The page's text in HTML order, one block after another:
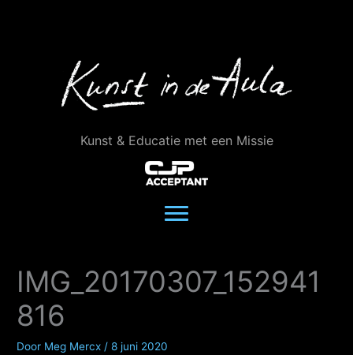
Kunst & Educatie met een Missie
IMG_20170307_152941
816
Door Meg Mercx /8 juni 2020